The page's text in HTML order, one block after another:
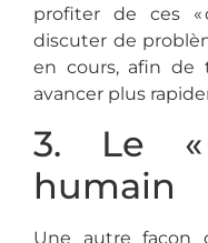
profiter de ces «
discuter de
en cours, afin de
avancer plus
3. Le «
humain
Une autre façon